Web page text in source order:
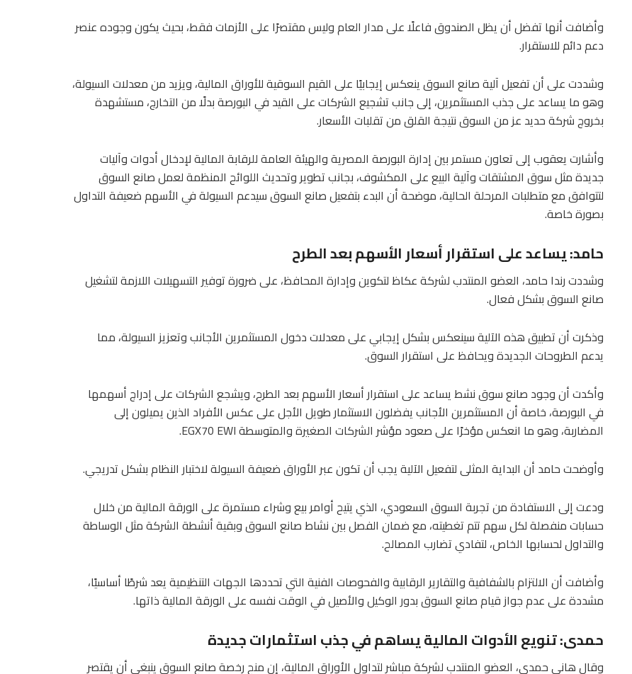
وأضافت أنها تفضل أن يظل الصندوق فاعلًا على مدار العام وليس مقتصرًا على الأزمات فقط، بحيث يكون وجوده عنصر
دعم دائم للاستقرار.
وشددت على أن تفعيل آلية صانع السوق ينعكس إيجابيًا على القيم السوقية للأوراق المالية، ويزيد من معدلات السيولة،
وهو ما يساعد على جذب المستثمرين، إلى جانب تشجيع الشركات على القيد في البورصة بدلًا من التخارج، مستشهدة
بخروج شركة حديد عز من السوق نتيجة القلق من تقلبات الأسعار.
وأشارت يعقوب إلى تعاون مستمر بين إدارة البورصة المصرية والهيئة العامة للرقابة المالية لإدخال أدوات وآليات
جديدة مثل سوق المشتقات وآلية البيع على المكشوف، بجانب تطوير وتحديث اللوائح المنظمة لعمل صانع السوق
لتتوافق مع متطلبات المرحلة الحالية، موضحة أن البدء بتفعيل صانع السوق سيدعم السيولة في الأسهم ضعيفة التداول
بصورة خاصة.
حامد: يساعد على استقرار أسعار الأسهم بعد الطرح
وشددت رندا حامد، العضو المنتدب لشركة عكاظ لتكوين وإدارة المحافظ، على ضرورة توفير التسهيلات اللازمة لتشغيل
صانع السوق بشكل فعال.
وذكرت أن تطبيق هذه الآلية سينعكس بشكل إيجابي على معدلات دخول المستثمرين الأجانب وتعزيز السيولة، مما
يدعم الطروحات الجديدة ويحافظ على استقرار السوق.
وأكدت أن وجود صانع سوق نشط يساعد على استقرار أسعار الأسهم بعد الطرح، ويشجع الشركات على إدراج أسهمها
في البورصة، خاصة أن المستثمرين الأجانب يفضلون الاستثمار طويل الأجل على عكس الأفراد الذين يميلون إلى
المضاربة، وهو ما انعكس مؤخرًا على صعود مؤشر الشركات الصغيرة والمتوسطة EGX70 EWI.
وأوضحت حامد أن البداية المثلى لتفعيل الآلية يجب أن تكون عبر الأوراق ضعيفة السيولة لاختبار النظام بشكل تدريجي.
ودعت إلى الاستفادة من تجربة السوق السعودي، الذي يتيح أوامر بيع وشراء مستمرة على الورقة المالية من خلال
حسابات منفصلة لكل سهم تتم تغطيته، مع ضمان الفصل بين نشاط صانع السوق وبقية أنشطة الشركة مثل الوساطة
والتداول لحسابها الخاص، لتفادي تضارب المصالح.
وأضافت أن الالتزام بالشفافية والتقارير الرقابية والفحوصات الفنية التي تحددها الجهات التنظيمية يعد شرطًا أساسيًا،
مشددة على عدم جواز قيام صانع السوق بدور الوكيل والأصيل في الوقت نفسه على الورقة المالية ذاتها.
حمدى: تنويع الأدوات المالية يساهم في جذب استثمارات جديدة
وقال هاني حمدي، العضو المنتدب لشركة مباشر لتداول الأوراق المالية، إن منح رخصة صانع السوق ينبغي أن يقتصر